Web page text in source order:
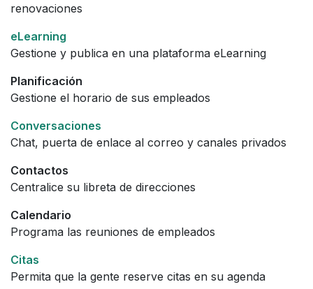
renovaciones
eLearning
Gestione y publica en una plataforma eLearning
Planificación
Gestione el horario de sus empleados
Conversaciones
Chat, puerta de enlace al correo y canales privados
Contactos
Centralice su libreta de direcciones
Calendario
Programa las reuniones de empleados
Citas
Permita que la gente reserve citas en su agenda